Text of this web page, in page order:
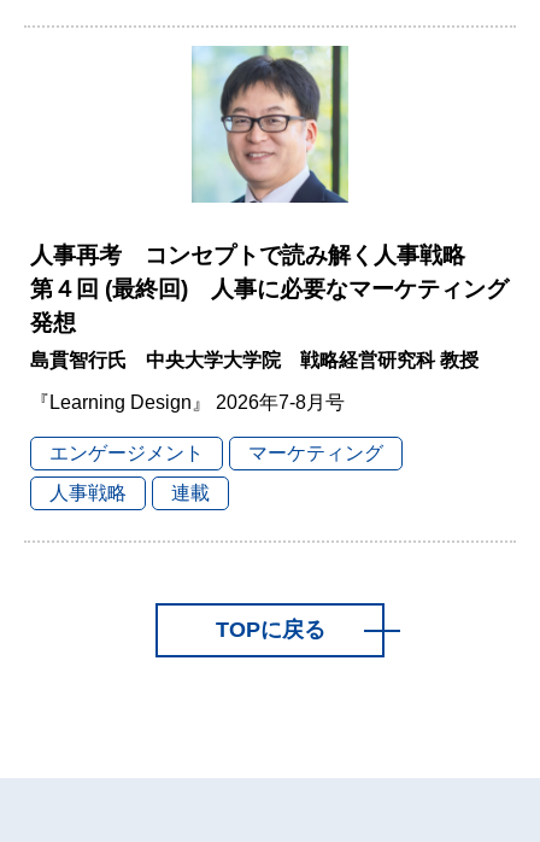
人事再考 コンセプトで読み解く人事戦略
第４回 (最終回) 人事に必要なマーケティング
発想
島貫智行氏 中央大学大学院 戦略経営研究科 教授
『Learning Design』 2026年7-8月号
エンゲージメント
マーケティング
人事戦略
連載
TOPに戻る